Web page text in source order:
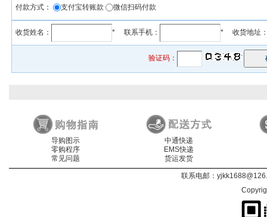
付款方式： 支付宝转账款 微信扫码付款
收货姓名： * 联系手机： * 收货地址
验证码：
导购图示
零购程序
常见问题
中通快递
EMS快递
货运发货
联系电邮：